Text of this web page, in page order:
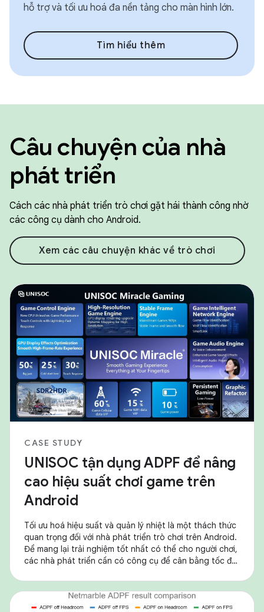
hỗ trợ và tối ưu hoá đa nền tảng cho màn hình lớn.
Tìm hiểu thêm
Câu chuyện của nhà
phát triển
Cách các nhà phát triển trò chơi gặt hái thành công nhờ
các công cụ dành cho Android.
Xem các câu chuyện khác về trò chơi
CASE STUDY
UNISOC tận dụng ADPF để nâng
cao hiệu suất chơi game trên
Android
Tối ưu hoá hiệu suất và quản lý nhiệt là một thách thức
quan trọng đối với nhà phát triển trò chơi trên Android.
Để mang lại trải nghiệm tốt nhất có thể cho người chơi,
các nhà phát triển cần có công cụ để cân bằng tốc độ